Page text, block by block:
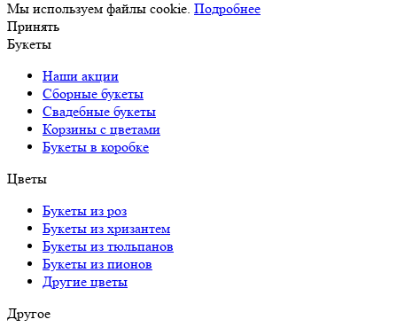
Мы используем файлы cookie. Подробнее
Принять
Букеты
Наши акции
Сборные букеты
Свадебные букеты
Корзины с цветами
Букеты в коробке
Цветы
Букеты из роз
Букеты из хризантем
Букеты из тюльпанов
Букеты из пионов
Другие цветы
Другое